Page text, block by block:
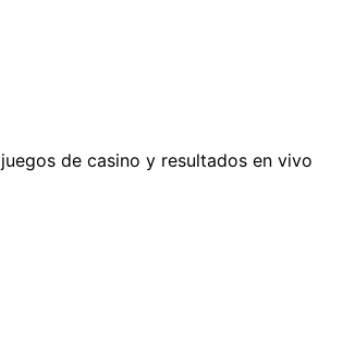
de casino y resultados en vivo